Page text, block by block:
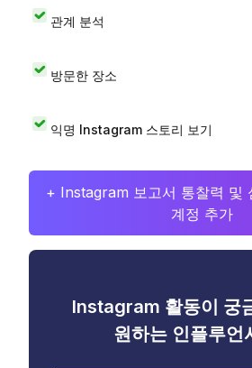
관계 분석
방문한 장소
익명 Instagram 스토리 보기
+ Instagram 보고서 통찰력 및
계정 추가
Instagram 활동이 궁
원하는 인플루언